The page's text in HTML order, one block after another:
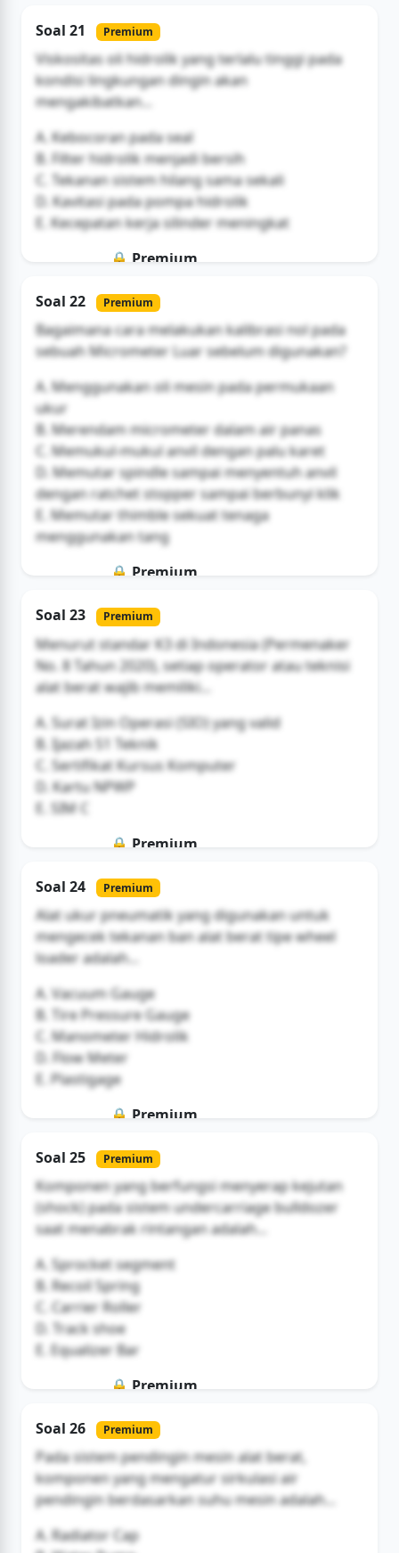
Soal 21 Premium
Viskositas oli hidrolik yang terlalu tinggi pada
kondisi lingkungan dingin akan
mengakibatkan...
A. Kebocoran pada seal
B. Filter hidrolik menjadi bersih
C. Tekanan sistem hilang sama sekali
D. Kavitasi pada pompa hidrolik
E. Kecepatan kerja silinder meningkat
🔒 Premium
Buka Akses
Soal 22 Premium
Bagaimana cara melakukan kalibrasi nol pada
sebuah Micrometer Luar sebelum digunakan?
A. Menggunakan oli mesin pada permukaan
ukur
B. Merendam micrometer dalam air panas
C. Memukul-mukul anvil dengan palu karet
D. Memutar spindle sampai menyentuh anvil
dengan ratchet stopper sampai berbunyi klik
E. Memutar thimble sekuat tenaga
menggunakan tang
🔒 Premium
Buka Akses
Soal 23 Premium
Menurut standar K3 di Indonesia (Permenaker
No. 8 Tahun 2020), setiap operator atau teknisi
alat berat wajib memiliki...
A. Surat Izin Operasi (SIO) yang valid
B. Ijazah S1 Teknik
C. Sertifikat Kursus Komputer
D. Kartu NPWP
E. SIM C
🔒 Premium
Buka Akses
Soal 24 Premium
Alat ukur pneumatik yang digunakan untuk
mengecek tekanan ban alat berat tipe wheel
loader adalah...
A. Vacuum Gauge
B. Tire Pressure Gauge
C. Manometer Hidrolik
D. Flow Meter
E. Plastigage
🔒 Premium
Buka Akses
Soal 25 Premium
Komponen yang berfungsi menyerap kejutan
(shock) pada sistem undercarriage bulldozer
saat menabrak rintangan adalah...
A. Sprocket segment
B. Recoil Spring
C. Carrier Roller
D. Track shoe
E. Equalizer Bar
🔒 Premium
Buka Akses
Soal 26 Premium
Pada sistem pendingin mesin alat berat,
komponen yang mengatur sirkulasi air
pendingin berdasarkan suhu mesin adalah...
A. Radiator Cap